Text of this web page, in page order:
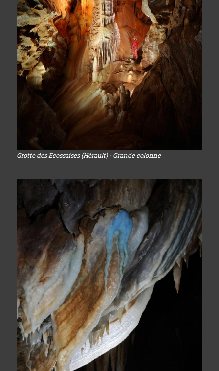
Grotte des Ecossaises (Hérault) - Grande colonne